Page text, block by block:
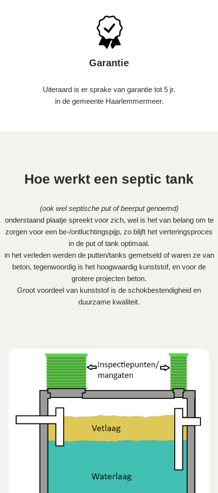
Garantie
Uiteraard is er sprake van garantie tot 5 jr.
in de gemeente Haarlemmermeer.
Hoe werkt een septic tank
(ook wel septische put of beerput genoemd)
onderstaand plaatje spreekt voor zich, wel is het van belang om te
zorgen voor een be-/ontluchtingspijp, zo blijft het verteringsproces
in de put of tank optimaal.
in het verleden werden de putten/tanks gemetseld of waren ze van
beton, tegenwoordig is het hoogwaardig kunststof, en voor de
grotere projecten beton.
Groot voordeel van kunststof is de schokbestendigheid en
duurzame kwaliteit.